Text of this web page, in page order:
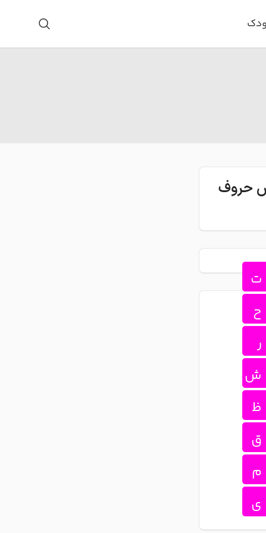
حروف
ت
ح
ر
ش
ظ
ق
م
ی